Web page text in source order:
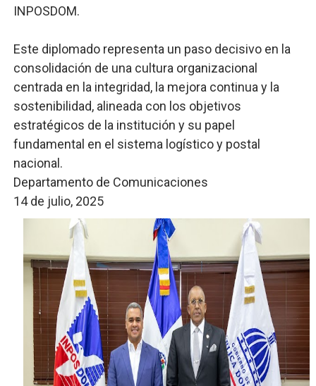
INPOSDOM.
Este diplomado representa un paso decisivo en la
consolidación de una cultura organizacional
centrada en la integridad, la mejora continua y la
sostenibilidad, alineada con los objetivos
estratégicos de la institución y su papel
fundamental en el sistema logístico y postal
nacional.
Departamento de Comunicaciones
14 de julio, 2025